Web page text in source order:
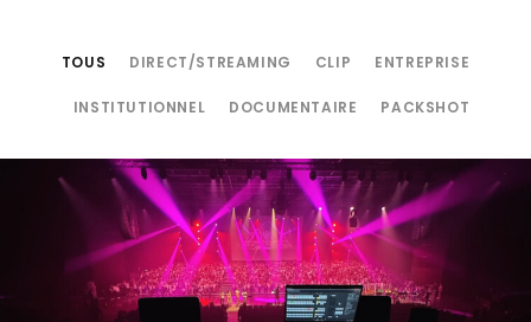
TOUS DIRECT/STREAMING CLIP ENTREPRISE
INSTITUTIONNEL DOCUMENTAIRE PACKSHOT